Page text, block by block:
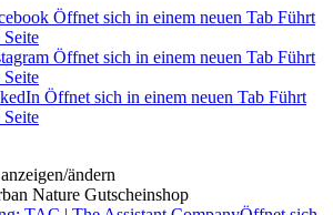
Öffnet sich in einem neuen Tab Führt
Seite
Öffnet sich in einem neuen Tab Führt
Seite
Öffnet sich in einem neuen Tab Führt
Seite
ändern
Nature Gutscheinshop